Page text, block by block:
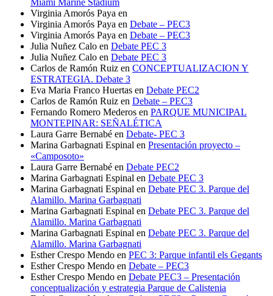
Miami Marine Stadium
Virginia Amorós Paya en
Virginia Amorós Paya en Debate – PEC3
Virginia Amorós Paya en Debate – PEC3
Julia Nuñez Calo en Debate PEC 3
Julia Nuñez Calo en Debate PEC 3
Carlos de Ramón Ruiz en CONCEPTUALIZACION Y
ESTRATEGIA. Debate 3
Eva Maria Franco Huertas en Debate PEC2
Carlos de Ramón Ruiz en Debate – PEC3
Fernando Romero Mederos en PARQUE MUNICIPAL
MONTEPINAR: SEÑALÉTICA
Laura Garre Bernabé en Debate- PEC 3
Marina Garbagnati Espinal en Presentación proyecto –
«Camposoto»
Laura Garre Bernabé en Debate PEC2
Marina Garbagnati Espinal en Debate PEC 3
Marina Garbagnati Espinal en Debate PEC 3. Parque del
Alamillo. Marina Garbagnati
Marina Garbagnati Espinal en Debate PEC 3. Parque del
Alamillo. Marina Garbagnati
Marina Garbagnati Espinal en Debate PEC 3. Parque del
Alamillo. Marina Garbagnati
Esther Crespo Mendo en PEC 3: Parque infantil els Gegants
Esther Crespo Mendo en Debate – PEC3
Esther Crespo Mendo en Debate PEC3 – Presentación
conceptualización y estrategia Parque de Calistenia